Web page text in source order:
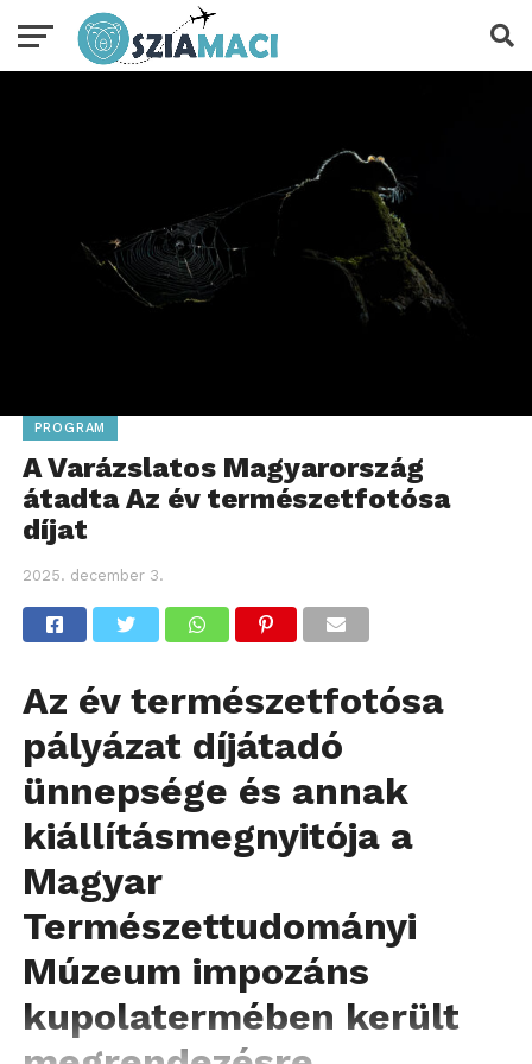
PROGRAM
A Varázslatos Magyarország
átadta Az év természetfotósa
díjat
2025. december 3.
Az év természetfotósa
pályázat díjátadó
ünnepsége és annak
kiállításmegnyitója a
Magyar
Természettudományi
Múzeum impozáns
kupolatermében került